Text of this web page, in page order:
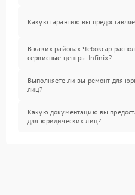
Какую гарантию вы
В каких районах Чебоксар
сервисные центры Infinix?
Выполняете ли вы ремонт для
лиц?
Какую документацию вы
для юридических лиц?